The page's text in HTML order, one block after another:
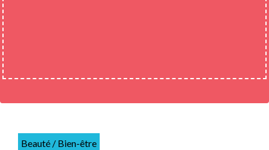
Beauté / Bien-être